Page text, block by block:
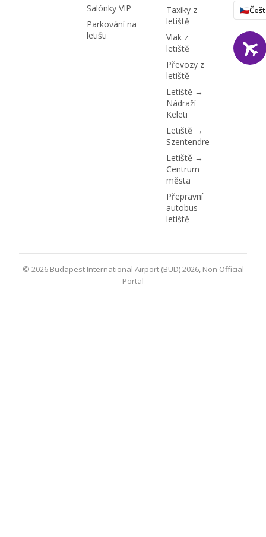
Salónky VIP
Parkování na
letišti
Taxíky z
letiště
Vlak z
letiště
Převozy z
letiště
Letiště →
Nádraží
Keleti
Letiště →
Szentendre
Letiště →
Centrum
města
Přepravní
autobus
letiště
© 2026 Budapest International Airport (BUD) 2026, Non Official
Portal